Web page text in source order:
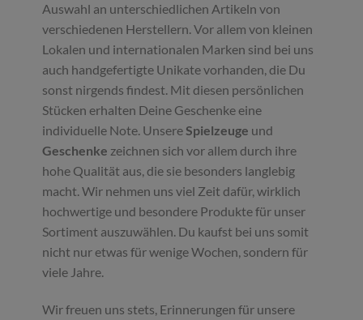
Auswahl an unterschiedlichen Artikeln von
verschiedenen Herstellern. Vor allem von kleinen
Lokalen und internationalen Marken sind bei uns
auch handgefertigte Unikate vorhanden, die Du
sonst nirgends findest. Mit diesen persönlichen
Stücken erhalten Deine Geschenke eine
individuelle Note. UnsereSpielzeuge und
Geschenke zeichnen sich vor allem durch ihre
hohe Qualität aus, die sie besonders langlebig
macht. Wir nehmen uns viel Zeit dafür, wirklich
hochwertige und besondere Produkte für unser
Sortiment auszuwählen. Du kaufst bei uns somit
nicht nur etwas für wenige Wochen, sondern für
viele Jahre.
Wir freuen uns stets, Erinnerungen für unsere